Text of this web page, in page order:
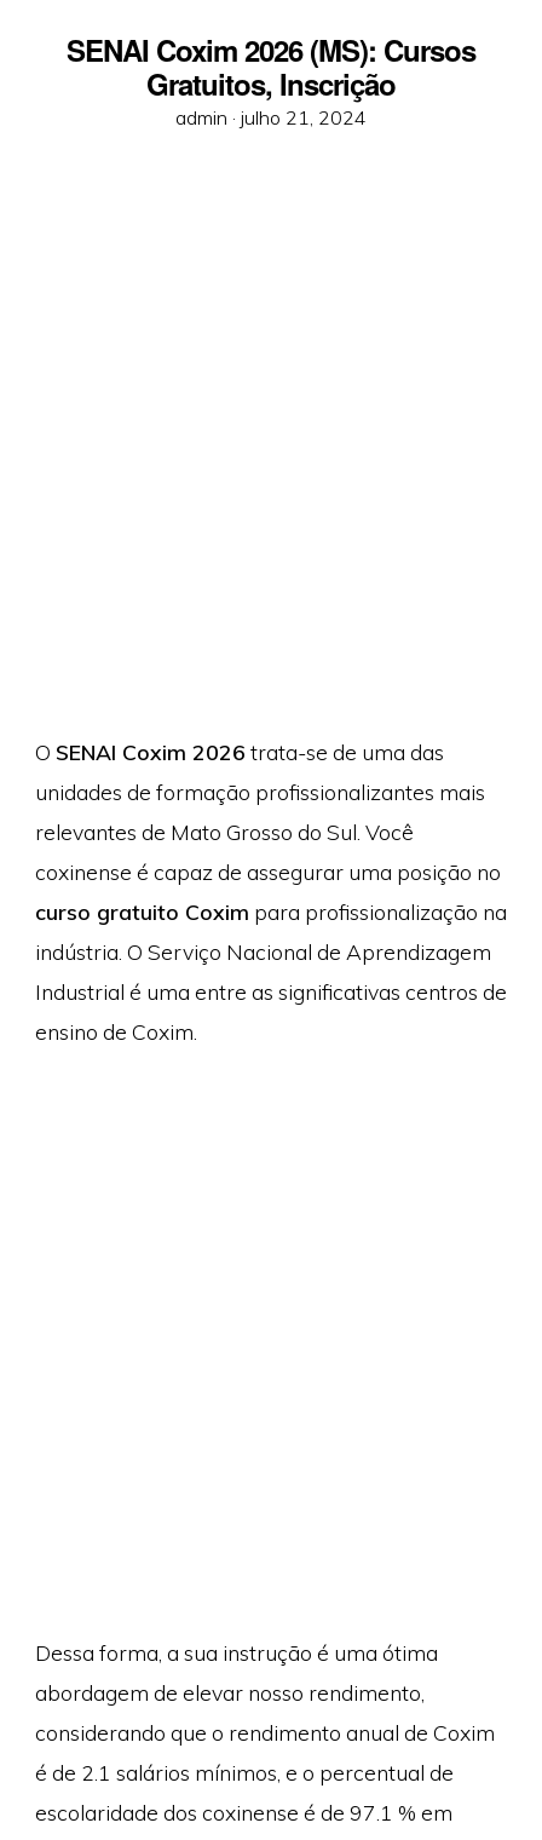
SENAI Coxim 2026 (MS): Cursos
Gratuitos, Inscrição
admin · Posted
julho 21, 2024
O SENAI Coxim 2026 trata-se de uma das
unidades de formação profissionalizantes mais
relevantes de Mato Grosso do Sul. Você
coxinense é capaz de assegurar uma posição no
curso gratuito Coxim para profissionalização na
indústria. O Serviço Nacional de Aprendizagem
Industrial é uma entre as significativas centros de
ensino de Coxim.
Dessa forma, a sua instrução é uma ótima
abordagem de elevar nosso rendimento,
considerando que o rendimento anual de Coxim
é de 2.1 salários mínimos, e o percentual de
escolaridade dos coxinense é de 97.1 % em